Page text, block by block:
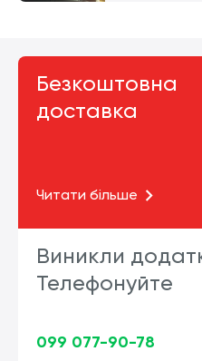
Безкоштовна
доставка
Читати більше
Виникли
Телефонуйте
099 077-90-78